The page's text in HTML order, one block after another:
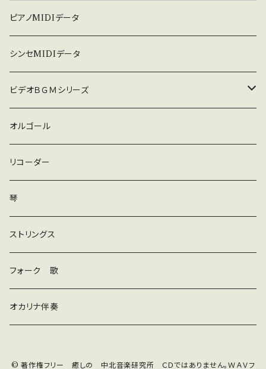
３６０曲シリーズ
悲しい
暗い
普通
ピアノMIDIデータ
シンセMIDIデータ
ビデオＢＧＭシリーズ
ロック
ラテン
ダンス
和風
京都
ストリングス
子ども
オルゴール
リコーダー
琴
ストリングス
フォーク 歌
オカリナ伴奏
© 著作権フリー 癒しの 中北音楽研究所 ＣＤではありません。ＷＡＶフ